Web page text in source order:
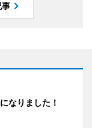
事
なりました！